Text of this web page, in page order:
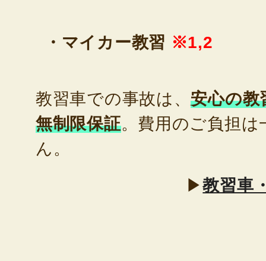
・マイカー教習 ※1,2
教習車での事故は、安心の教
無制限保証。費用のご負担は
ん。
▶教習車